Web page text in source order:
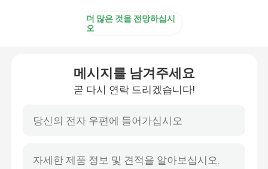
전등 기둥 문 절단기더 많은 것을 전망하십시
오
메시지를 남겨주세요
곧 다시 연락 드리겠습니다!